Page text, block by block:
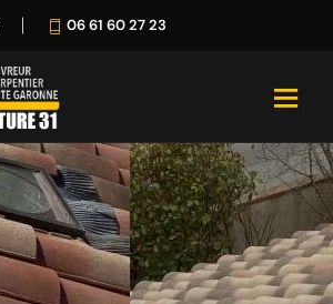
06 61 60 27 23